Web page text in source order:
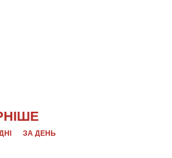
ЗА ДЕНЬ